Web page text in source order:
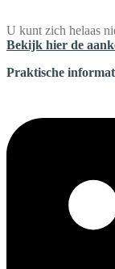
U kunt zich helaas
Bekijk hier de
Praktische